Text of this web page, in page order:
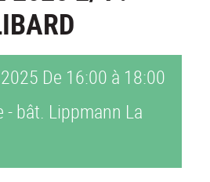
De 16:00 à 18:00
- bât. Lippmann La